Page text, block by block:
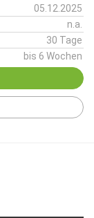
05.12.2025
n.a.
30 Tage
bis 6 Wochen